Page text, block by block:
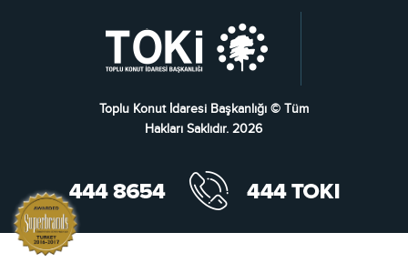
Toplu Konut İdaresi Başkanlığı © Tüm
Hakları Saklıdır. 2026